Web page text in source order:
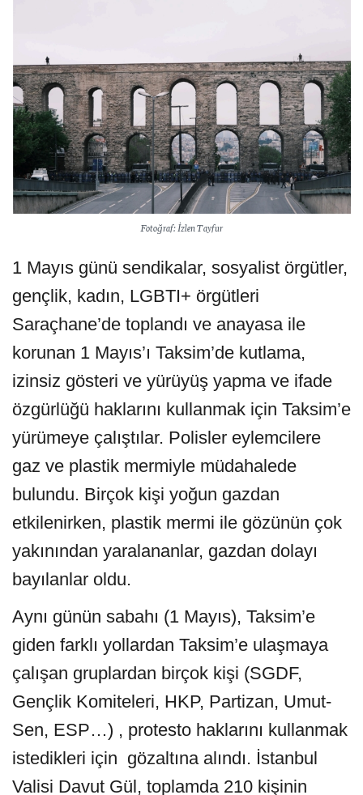
Fotoğraf: İzlen Tayfur
1 Mayıs günü sendikalar, sosyalist örgütler,
gençlik, kadın, LGBTI+ örgütleri
Saraçhane’de toplandı ve anayasa ile
korunan 1 Mayıs’ı Taksim’de kutlama,
izinsiz gösteri ve yürüyüş yapma ve ifade
özgürlüğü haklarını kullanmak için Taksim’e
yürümeye çalıştılar. Polisler eylemcilere
gaz ve plastik mermiyle müdahalede
bulundu. Birçok kişi yoğun gazdan
etkilenirken, plastik mermi ile gözünün çok
yakınından yaralananlar, gazdan dolayı
bayılanlar oldu.
Aynı günün sabahı (1 Mayıs), Taksim’e
giden farklı yollardan Taksim’e ulaşmaya
çalışan gruplardan birçok kişi (SGDF,
Gençlik Komiteleri, HKP, Partizan, Umut-
Sen, ESP…) , protesto haklarını kullanmak
istedikleri için gözaltına alındı. İstanbul
Valisi Davut Gül, toplamda 210 kişinin